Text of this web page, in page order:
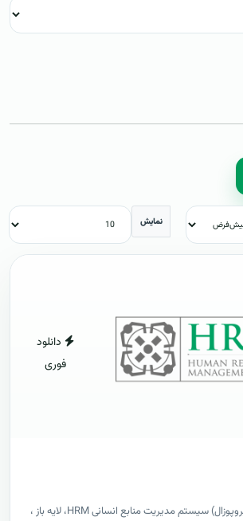
نمایش
دانلود
فوری
دانلود طرح پيشنهادي(پروپوزال) سیستم مدیریت منابع انسانی HRM، لایه باز ،